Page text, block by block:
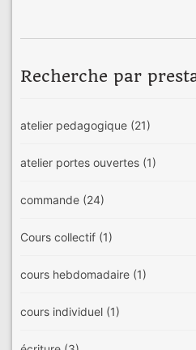
Recherche par
atelier pedagogique (21)
atelier portes ouvertes (1)
commande (24)
Cours collectif (1)
cours hebdomadaire (1)
cours individuel (1)